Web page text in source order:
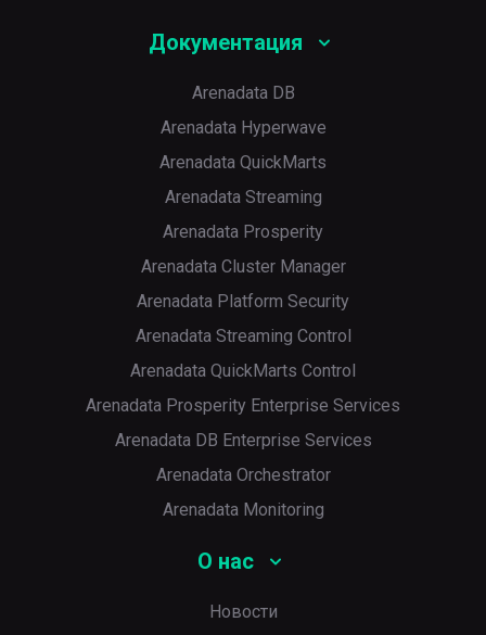
Документация
Arenadata DB
Arenadata Hyperwave
Arenadata QuickMarts
Arenadata Streaming
Arenadata Prosperity
Arenadata Cluster Manager
Arenadata Platform Security
Arenadata Streaming Control
Arenadata QuickMarts Control
Arenadata Prosperity Enterprise Services
Arenadata DB Enterprise Services
Arenadata Orchestrator
Arenadata Monitoring
О нас
Новости